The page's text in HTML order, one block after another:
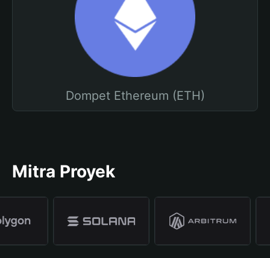
Dompet Ethereum (ETH)
Mitra Proyek